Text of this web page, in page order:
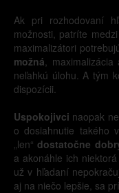
Ak pri rozhodovaní
možnosti, patríte
maximalizátori
možná, maximalizácia
neľahkú úlohu. A tým
dispozícii.
Uspokojivci naopak
o dosiahnutie takého
„len“dostatočne
a akonáhle ich
už v hľadaní
aj na niečo lepšie, sa